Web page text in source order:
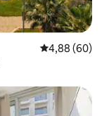
Note
4,88 (60)